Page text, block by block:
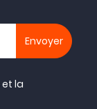
et la